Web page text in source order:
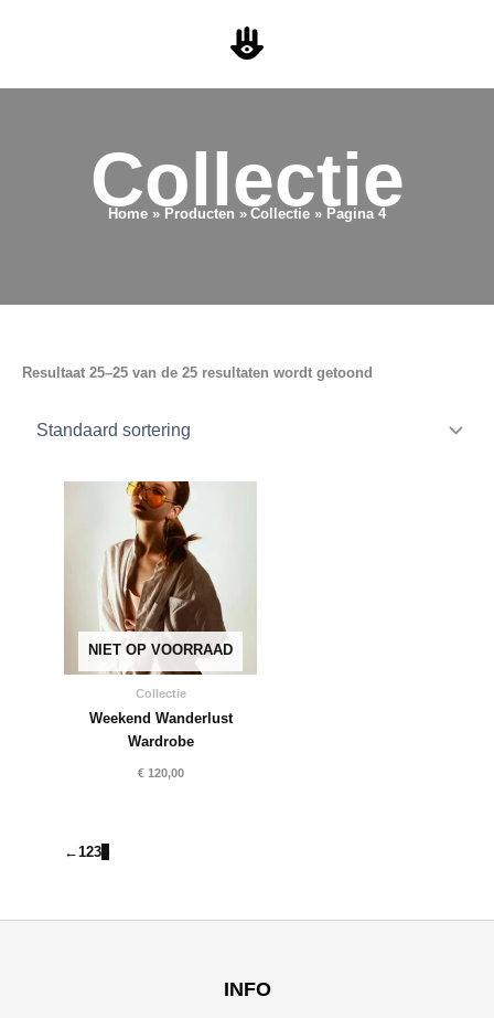
Collectie
Home Producten Collectie Pagina 4
Resultaat 25–25 van de 25 resultaten wordt getoond
NIET OP VOORRAAD
Collectie
Weekend Wanderlust
Wardrobe
€120,00
←123 4
INFO